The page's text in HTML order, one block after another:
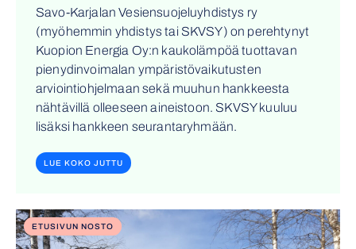
Savo-Karjalan Vesiensuojeluyhdistys ry
(myöhemmin yhdistys tai SKVSY) on perehtynyt
Kuopion Energia Oy:n kaukolämpöä tuottavan
pienydinvoimalan ympäristövaikutusten
arviointiohjelmaan sekä muuhun hankkeesta
nähtävillä olleeseen aineistoon. SKVSY kuuluu
lisäksi hankkeen seurantaryhmään.
LUE KOKO JUTTU
ETUSIVUN NOSTO